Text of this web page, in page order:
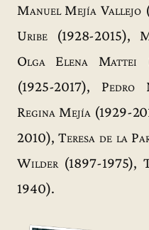
Manuel Mejía Vallejo
Uribe(1928-2015),
Olga Elena Mattei
(1925-2017), Pedro
Regina Mejía(1929-
2010),Teresa de la
Wilder(1897-1975),
1940).